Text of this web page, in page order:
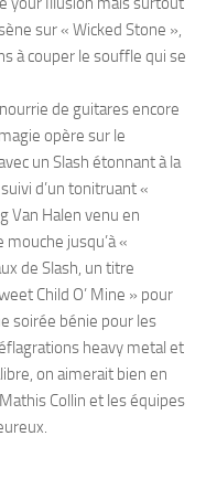
sur « Wicked Stone »,
à couper le souffle qui se
de guitares encore
opère sur le
un Slash étonnant à la
d’un tonitruant «
Van Halen venu en
jusqu’à «
de Slash, un titre
Child O’ Mine » pour
soirée bénie pour les
heavy metal et
on aimerait bien en
Collin et les équipes